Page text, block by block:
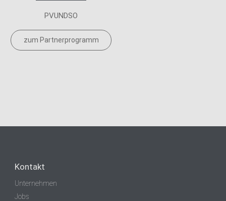
PVUNDSO
zum Partnerprogramm
Kontakt
Unternehmen
Jobs